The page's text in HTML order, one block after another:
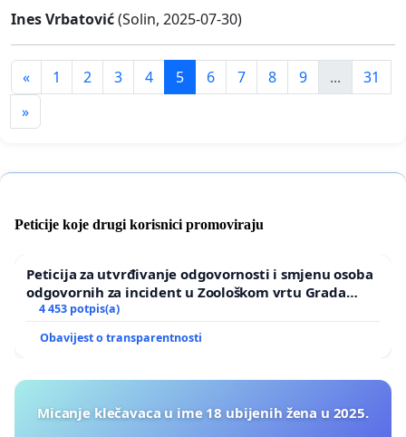
Ines Vrbatović(Solin, 2025-07-30)
« 1 2 3 4 5 6 7 8 9 ...
31
»
Peticije koje drugi korisnici promoviraju
Peticija za utvrđivanje odgovornosti i smjenu osoba
odgovornih za incident u Zoološkom vrtu Grada
Zagreba
4 453 potpis(a)
Obavijest o transparentnosti
Micanje klečavaca u ime 18 ubijenih žena u 2025.